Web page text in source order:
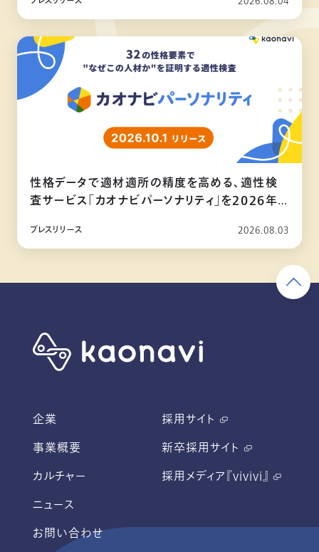
性格データで適材適所の精度を高める、適性検
査サービス「カオナビパーソナリティ」を2026年
プレスリリース 2026.08.03
企業
事業概要
カルチャー
ニュース
お問い合わせ
採用サイト
新卒採用サイト
採用メディア『vivivi』